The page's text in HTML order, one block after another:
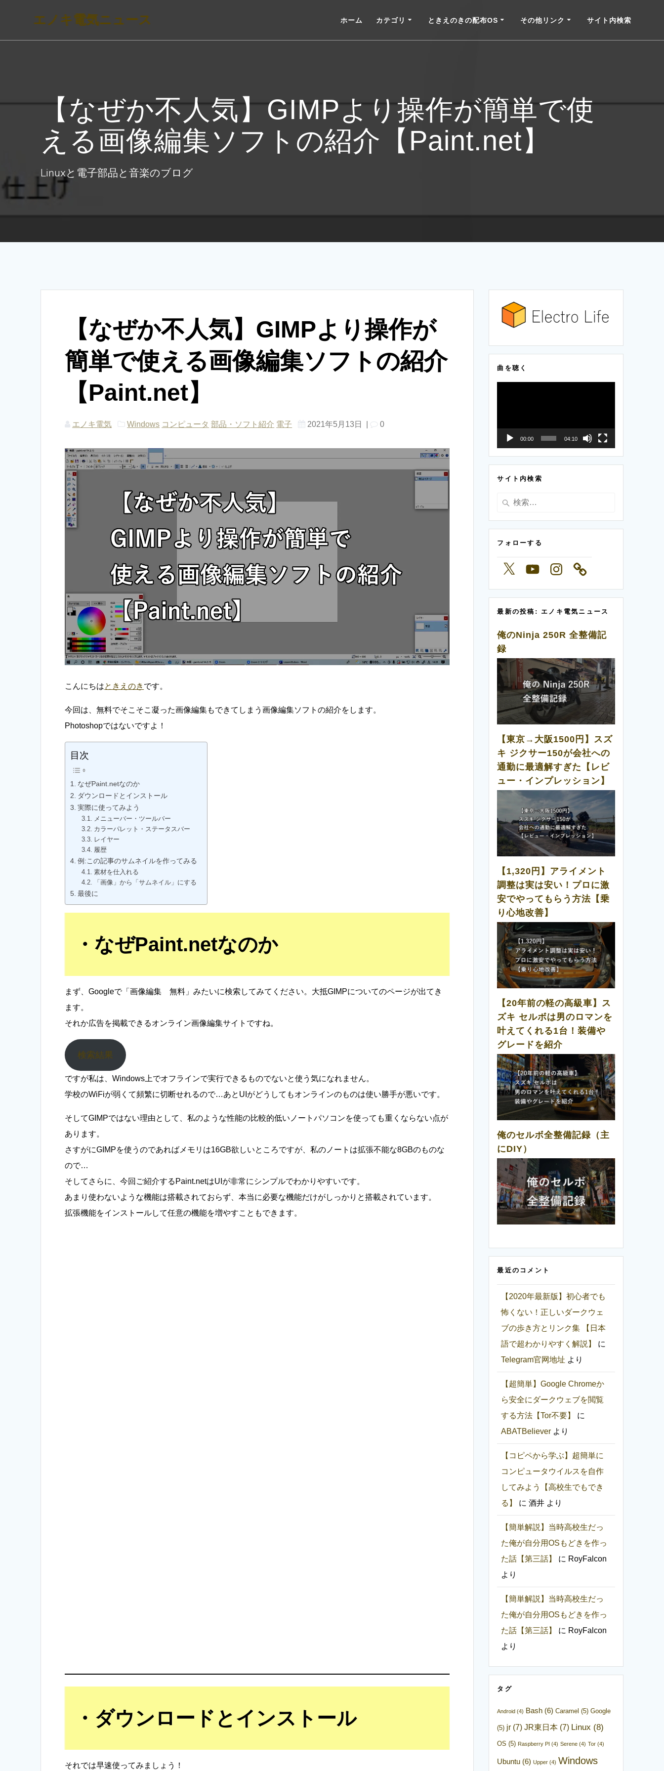
テ
ス
エノキ電気ニュース ホーム カテゴリ ときえのきの配布OS その他リンク サイト内検索
【なぜか不人気】GIMPより操作が簡単で使
える画像編集ソフトの紹介【Paint.net】
Linuxと電子部品と音楽のブログ
【なぜか不人気】GIMPより操作が
簡単で使える画像編集ソフトの紹介
【Paint.net】
エノキ電気 Windows コンピュータ 部品・ソフト紹介 電子 2021年5月13日 | 0
こんにちはときえのき です。
今回は、無料でそこそこ凝った画像編集もできてしまう画像編集ソフトの紹介をします。
Photoshopではないですよ！
目次
なぜPaint.netなのか
ダウンロードとインストール
実際に使ってみよう
メニューバー・ツールバー
カラーパレット・ステータスバー
レイヤー
履歴
例:この記事のサムネイルを作ってみる
素材を仕入れる
「画像」から「サムネイル」にする
最後に
なぜPaint.netなのか
まず、Googleで「画像編集 無料」みたいに検索してみてください。大抵GIMPについてのページが出てき
ます。
それか広告を掲載できるオンライン画像編集サイトですね。
検索結果
ですが私は、Windows上でオフラインで実行できるものでないと使う気になれません。
学校のWiFiが弱くて頻繁に切断せれるので…あとUIがどうしてもオンラインのものは使い勝手が悪いです。
そしてGIMPではない理由として、私のような性能の比較的低いノートパソコンを使っても重くならない点が
あります。
さすがにGIMPを使うのであればメモリは16GB欲しいところですが、私のノートは拡張不能な8GBのものな
ので…
そしてさらに、今回ご紹介するPaint.netはUIが非常にシンプルでわかりやすいです。
あまり使わないような機能は搭載されておらず、本当に必要な機能だけがしっかりと搭載されています。
拡張機能をインストールして任意の機能を増やすこともできます。
ダウンロードとインストール
それでは早速使ってみましょう！
曲を聴く
ー
00:00 04:10
サイト内検索
検
フォローする
X YouTubeInstagram
最新の投稿: エノキ電気ニュース
俺のNinja 250R 全整備記
録
【東京→大阪1500円】スズ
キ ジクサー150が会社への
通勤に最適解すぎた【レビ
ュー・インプレッション】
【1,320円】アライメント
調整は実は安い！プロに激
安でやってもらう方法【乗
り心地改善】
【20年前の軽の高級車】ス
ズキ セルボは男のロマンを
叶えてくれる1台！装備や
グレードを紹介
俺のセルボ全整備記録（主
にDIY）
最近のコメント
【2020年最新版】初心者でも
怖くない！正しいダークウェ
ブの歩き方とリンク集 【日本
語で超わかりやすく解説】
に
Telegram官网地址 より
【超簡単】Google Chromeか
ら安全にダークウェブを閲覧
する方法【Tor不要】
に
ABATBeliever より
【コピペから学ぶ】超簡単に
コンピュータウイルスを自作
してみよう【高校生でもでき
る】
に酒井 より
【簡単解説】当時高校生だっ
た俺が自分用OSもどきを作っ
た話【第三話】
に RoyFalcon
より
【簡単解説】当時高校生だっ
た俺が自分用OSもどきを作っ
た話【第三話】
に RoyFalcon
より
タグ
Android (4) Bash (6) Caramel (5) Google
(5) jr (7) JR東日本 (7) Linux (8)
OS (5) Raspberry PI (4) Serene (4) Tor (4)
Ubuntu (6) Upper (4) Windows